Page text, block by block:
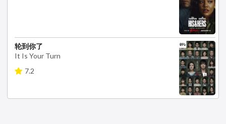
轮到你了
It Is Your Turn
7.2